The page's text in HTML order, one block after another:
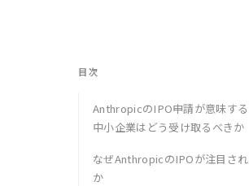
目次
AnthropicのIPO申請が意味する
中小企業はどう受け取るべきか
なぜAnthropicのIPOが注目さ
か